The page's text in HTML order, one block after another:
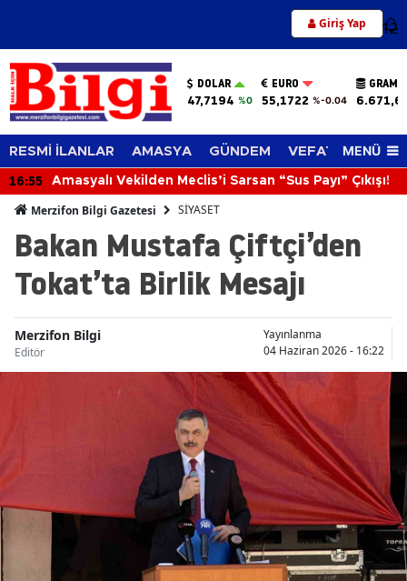
Giriş Yap 12
DOLAR
47,7194 %0
EURO
55,1722 %-0.04
GRAM
RESMİ İLANLAR AMASYA GÜNDEM VEFAT EDENLER
MENÜ
16:55 Amasyalı Vekilden Meclis’i Sarsan “Sus Payı” Çıkışı!
Merzifon Bilgi Gazetesi SİYASET
Bakan Mustafa Çiftçi’den
Tokat’ta Birlik Mesajı
Merzifon Bilgi
Editör
Yayınlanma
04 Haziran 2026 - 16:22